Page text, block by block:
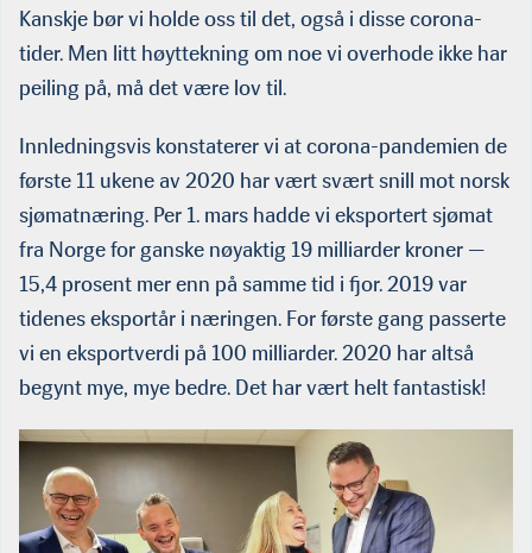
Kanskje bør vi holde oss til det, også i disse corona-
tider. Men litt høyttekn­ing om noe vi overhode ikke har
peiling på, må det være lov til.
Innledningsvis konstaterer vi at corona-pandemien de
første 11 ukene av 2020 har vært svært snill mot norsk
sjømatnæring. Per 1. mars hadde vi eksportert sjømat
fra Norge for ganske nøyaktig 19 milliarder kroner —
15,4 prosent mer enn på samme tid i fjor. 2019 var
tidenes eksportår i næringen. For første gang passerte
vi en eksportverdi på 100 milliarder. 2020 har altså
begynt mye, mye bedre. Det har vært helt fantastisk!